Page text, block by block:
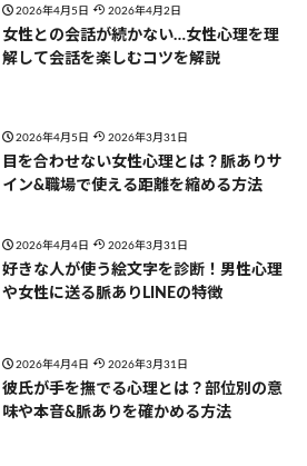
2026年4月5日 2026年4月2日
女性との会話が続かない…女性心理を理
解して会話を楽しむコツを解説
2026年4月5日 2026年3月31日
目を合わせない女性心理とは？脈ありサ
イン&職場で使える距離を縮める方法
2026年4月4日 2026年3月31日
好きな人が使う絵文字を診断！男性心理
や女性に送る脈ありLINEの特徴
2026年4月4日 2026年3月31日
彼氏が手を撫でる心理とは？部位別の意
味や本音&脈ありを確かめる方法